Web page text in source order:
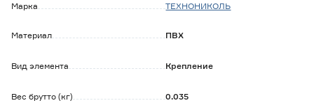
эстетичным внешним видом, широким ассортиментом
Марка ТЕХНОНИКОЛЬ
Материал ПВХ
Вид элемента Крепление
Вес брутто (кг) 0.035